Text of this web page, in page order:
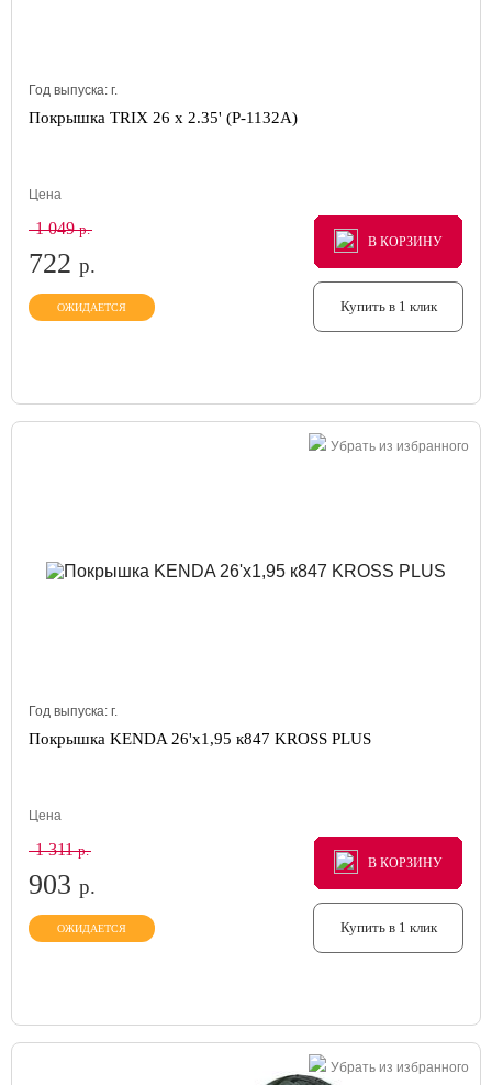
Год выпуска: г.
Покрышка TRIX 26 x 2.35' (P-1132A)
Цена
1 049р.
722 р.
ОЖИДАЕТСЯ
В КОРЗИНУ
В КОРЗИНУ
В КОРЗИНУ
Купить в 1 клик
Убрать из избранного
Год выпуска: г.
Покрышка KENDA 26'х1,95 к847 KROSS PLUS
Цена
1 311р.
903 р.
ОЖИДАЕТСЯ
В КОРЗИНУ
В КОРЗИНУ
В КОРЗИНУ
Купить в 1 клик
Убрать из избранного